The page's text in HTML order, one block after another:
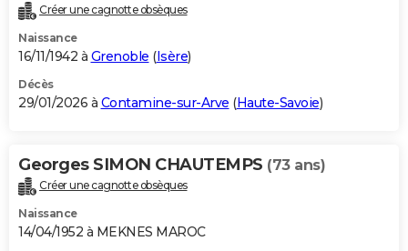
Destinations
City break
Voyage nature
Voyage de noces
Forum
Climat
+PHOTO
GUIDES D'ACHAT
BONS PLANS
Carte de Noël
Carte Bonne année
Carte Saint-Valentin
Carte Pâques
Carte d'anniversaire
DICTIONNAIRE
Dictionnaire
Biographies
Citations
Expressions
Proverbes
PROGRAMME TV
Créer une cagnotte obsèques
Naissance
16/11/1942 à Grenoble (Isère)
Décès
29/01/2026 à Contamine-sur-Arve (Haute-Savoie)
Georges SIMON CHAUTEMPS (73 ans)
Créer une cagnotte obsèques
Naissance
14/04/1952 à MEKNES MAROC